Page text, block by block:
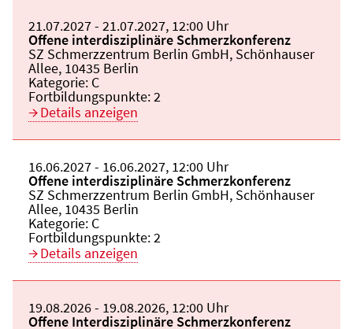
Beginn:
21.07.2027Ende und Anfangszeit:
- 21.07.2027, 12:00 Uhr
Veranstaltungstitel:
Offene interdisziplinäre Schmerzkonferenz
Veranstaltungsort:
SZ Schmerzzentrum Berlin GmbH, Schönhauser
Allee, 10435 Berlin
Kategorie: C
Fortbildungspunkte:2
Details anzeigen
Beginn:
16.06.2027Ende und Anfangszeit:
- 16.06.2027, 12:00 Uhr
Veranstaltungstitel:
Offene interdisziplinäre Schmerzkonferenz
Veranstaltungsort:
SZ Schmerzzentrum Berlin GmbH, Schönhauser
Allee, 10435 Berlin
Kategorie: C
Fortbildungspunkte:2
Details anzeigen
Beginn:
19.08.2026Ende und Anfangszeit:
- 19.08.2026, 12:00 Uhr
Veranstaltungstitel:
Offene Interdisziplinäre Schmerzkonferenz